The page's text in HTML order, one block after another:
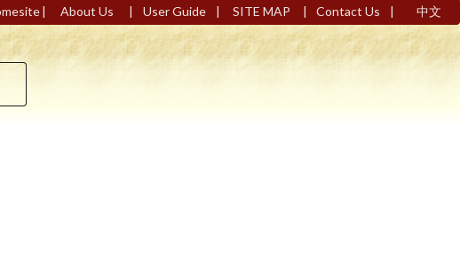
| About Us | User Guide | SITE MAP | Contact Us | 中文